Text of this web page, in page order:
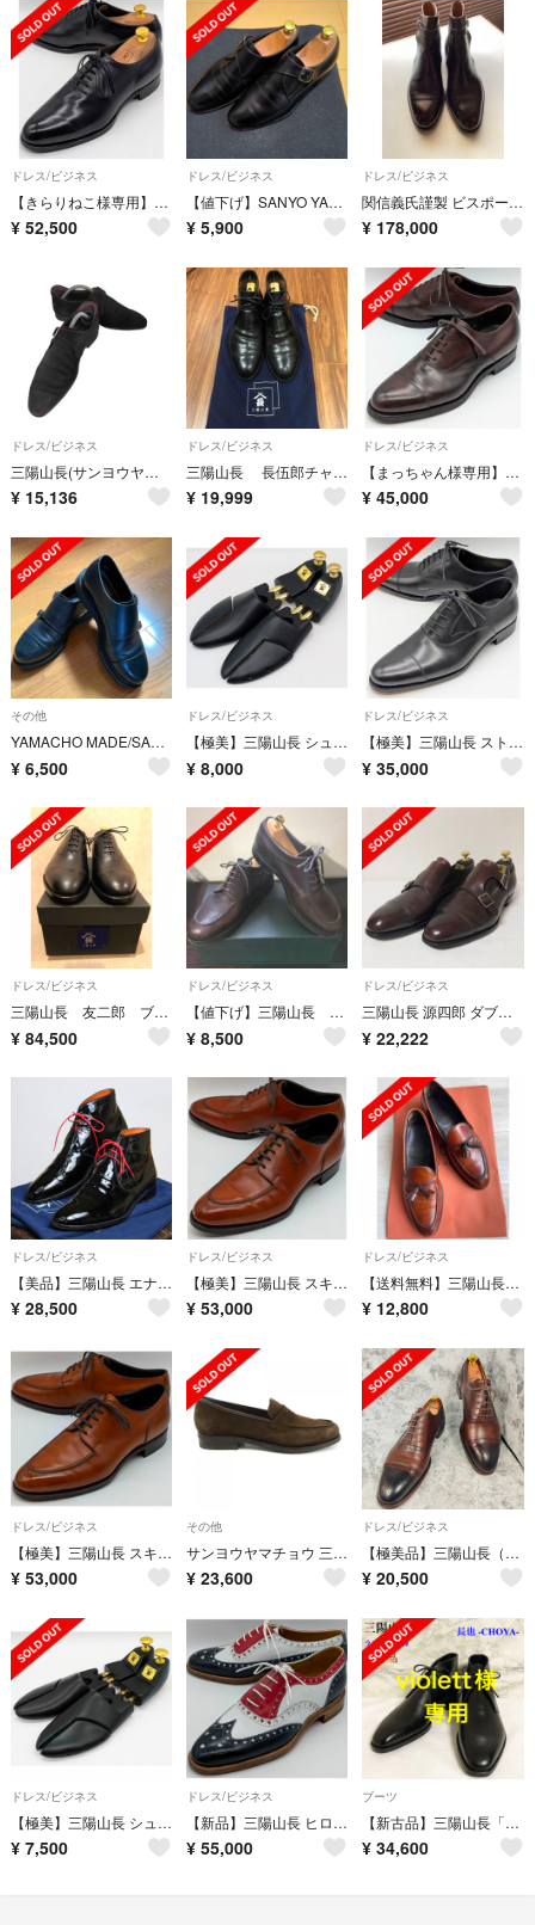
ドレス/ビジネス
【きらりねこ様専用】三陽山長 ホールカット 勇一郎 6.5【送料無料】
¥ 52,500
ドレス/ビジネス
【値下げ】SANYO YAMACHO シングルモンク ６ 1/2（24.5cm）
¥ 5,900
ドレス/ビジネス
関信義氏謹製 ビスポーク 美品 山長 九分仕立て 9.5E ツリー付き ブーツ
¥ 178,000
ドレス/ビジネス
三陽山長(サンヨウヤマチョウ) 修一郎 シングルモンク スエードシューズ メンズ
¥ 15,136
ドレス/ビジネス
三陽山長 長伍郎チャッカブーツ黒 size6 1/2 ラバーソール 収納袋付き
¥ 19,999
ドレス/ビジネス
【まっちゃん様専用】三陽山長 ストレートチップ 友二郎 6.5【送料無料】
¥ 45,000
その他
YAMACHO MADE/SANYO YAMACHO ダブルモンクストラップ
¥ 6,500
ドレス/ビジネス
【極美】三陽山長 シューツリー シューキーパー サイズ5【送料無料】
¥ 8,000
ドレス/ビジネス
【極美】三陽山長 ストレートチップ サイズ6.5【送料無料】
¥ 35,000
ドレス/ビジネス
三陽山長 友二郎 ブラック8 2/1 レザーソール
¥ 84,500
ドレス/ビジネス
【値下げ】三陽山長 勘四郎/KANSHIRO ブラウン 26.5cm
¥ 8,500
ドレス/ビジネス
三陽山長 源四郎 ダブルモンク レザーシューズ ストレートチップ ダービー
¥ 22,222
ドレス/ビジネス
【美品】三陽山長 エナメル パテントレザー チャッカブーツ
¥ 28,500
ドレス/ビジネス
【極美】三陽山長 スキンステッチUチップ 勘三郎 7.5【送料無料】
¥ 53,000
ドレス/ビジネス
【送料無料】三陽山長 鹿三郎 タッセルローファー 26cm R2010
¥ 12,800
ドレス/ビジネス
【極美】三陽山長 スキンステッチUチップ 勘三郎 7【送料無料】
¥ 53,000
その他
サンヨウヤマチョウ 三陽山長 シューズ
¥ 23,600
ドレス/ビジネス
【極美品】三陽山長（7）セミブローグ ストレートチップ メダリオン ブラウン
¥ 20,500
ドレス/ビジネス
【極美】三陽山長 シューツリー シューキーパー サイズ4【送料無料】
¥ 7,500
ドレス/ビジネス
【新品】三陽山長 ヒロシツボウチ コラボ 和一郎 6.5【送料無料】
¥ 55,000
ブーツ
【新古品】三陽山長「長也」ラストR3010 チャッカブーツ
¥ 34,600